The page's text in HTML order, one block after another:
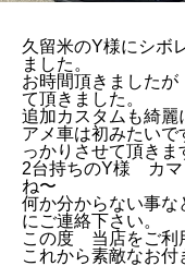
久留米のY様にシボ
ました。
お時間頂きました
て頂きました。
追加カスタムも綺麗
アメ車は初みたい
っかりさせて頂き
2台持ちのY様 カマ
ね〜
何か分からない事
にご連絡下さい。
この度 当店をご利
これから素敵なお付